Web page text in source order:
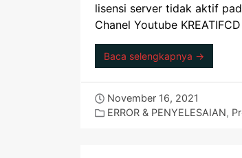
lisensi server tidak aktif
Chanel Youtube
Baca selengkapnya →
November 16, 2021
ERROR & PENYELESAIAN,